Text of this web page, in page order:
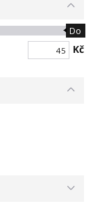
Do
Kč